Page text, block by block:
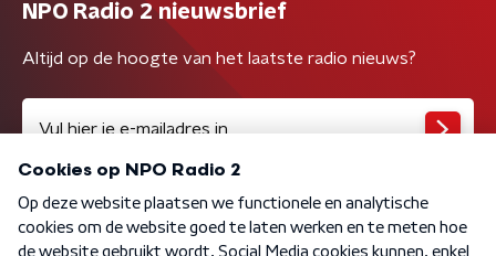
NPO Radio 2 nieuwsbrief
Altijd op de hoogte van het laatste radio nieuws?